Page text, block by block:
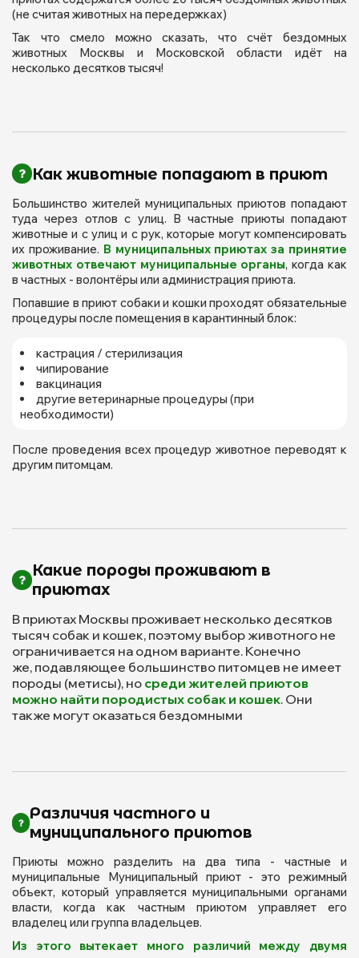
(не считая животных на передержках)
Так что смело можно сказать, что счёт бездомных
животных Москвы и Московской области идёт на
несколько десятков тысяч!
Как животные попадают в приют
Большинство жителей муниципальных приютов попадают
туда через отлов с улиц. В частные приюты попадают
животные и с улиц и с рук, которые могут компенсировать
их проживание. В муниципальных приютах за принятие
животных отвечают муниципальные органы, когда как
в частных - волонтёры или администрация приюта.
Попавшие в приют собаки и кошки проходят обязательные
процедуры после помещения в карантинный блок:
кастрация / стерилизация
чипирование
вакцинация
другие ветеринарные процедуры (при
необходимости)
После проведения всех процедур животное переводят к
другим питомцам.
Какие породы проживают в
приютах
В приютах Москвы проживает несколько десятков
тысяч собак и кошек, поэтому выбор животного не
ограничивается на одном варианте. Конечно
же, подавляющее большинство питомцев не имеет
породы (метисы), но среди жителей приютов
можно найти породистых собак и кошек. Они
также могут оказаться бездомными
Различия частного и
муниципального приютов
Приюты можно разделить на два типа - частные и
муниципальные Муниципальный приют - это режимный
объект, который управляется муниципальными органами
власти, когда как частным приютом управляет его
владелец или группа владельцев.
Из этого вытекает много различий между двумя